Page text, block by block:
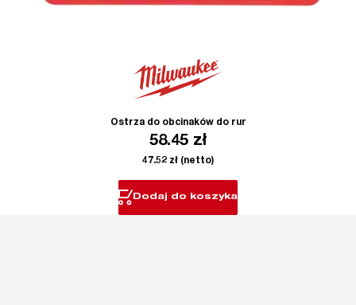
Ostrza do obcinaków do rur
58.45 zł
47.52 zł (netto)
Dodaj do koszyka